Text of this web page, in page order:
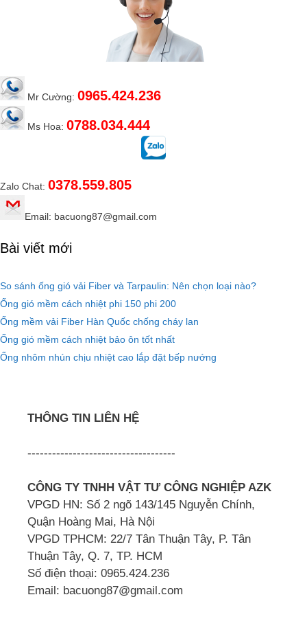
Mr Cường: 0965.424.236
Ms Hoa: 0788.034.444
Zalo Chat: 0378.559.805
Email: bacuong87@gmail.com
Bài viết mới
So sánh ống gió vải Fiber và Tarpaulin: Nên chọn loại nào?
Ống gió mềm cách nhiệt phi 150 phi 200
Ống mềm vải Fiber Hàn Quốc chống cháy lan
Ống gió mềm cách nhiệt bảo ôn tốt nhất
Ống nhôm nhún chịu nhiệt cao lắp đặt bếp nướng
THÔNG TIN LIÊN HỆ
------------------------------------
CÔNG TY TNHH VẬT TƯ CÔNG NGHIỆP AZK
VPGD HN: Số 2 ngõ 143/145 Nguyễn Chính,
Quận Hoàng Mai, Hà Nội
VPGD TPHCM: 22/7 Tân Thuận Tây, P. Tân
Thuận Tây, Q. 7, TP. HCM
Số điện thoại: 0965.424.236
Email: bacuong87@gmail.com